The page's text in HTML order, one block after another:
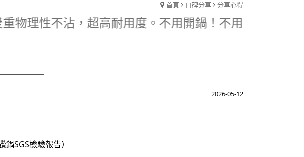
首頁 口碑分享 分享心得
耐用度。不用開鍋！不用養鍋！冷鍋冷油、少油
2026-05-12
SGS檢驗報告）